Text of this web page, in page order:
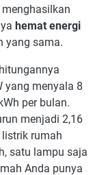
hemat energi
yang sama.
yang menyala 8
per bulan.
menjadi 2,16
rumah
satu lampu saja
Anda punya